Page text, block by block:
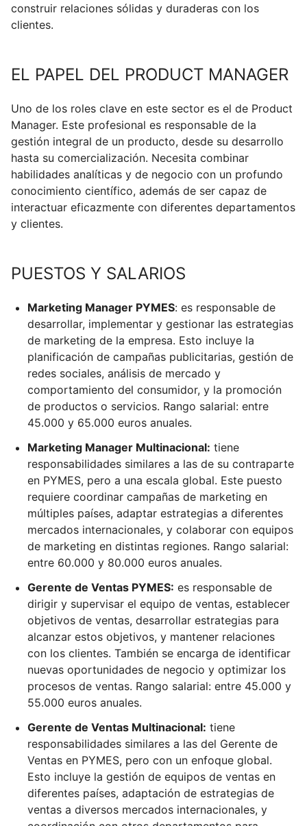
construir relaciones sólidas y duraderas con los
clientes.
EL PAPEL DEL PRODUCT MANAGER
Uno de los roles clave en este sector es el de Product
Manager. Este profesional es responsable de la
gestión integral de un producto, desde su desarrollo
hasta su comercialización. Necesita combinar
habilidades analíticas y de negocio con un profundo
conocimiento científico, además de ser capaz de
interactuar eficazmente con diferentes departamentos
y clientes.
PUESTOS Y SALARIOS
Marketing Manager PYMES: es responsable de
desarrollar, implementar y gestionar las estrategias
de marketing de la empresa. Esto incluye la
planificación de campañas publicitarias, gestión de
redes sociales, análisis de mercado y
comportamiento del consumidor, y la promoción
de productos o servicios. Rango salarial: entre
45.000 y 65.000 euros anuales.
Marketing Manager Multinacional: tiene
responsabilidades similares a las de su contraparte
en PYMES, pero a una escala global. Este puesto
requiere coordinar campañas de marketing en
múltiples países, adaptar estrategias a diferentes
mercados internacionales, y colaborar con equipos
de marketing en distintas regiones. Rango salarial:
entre 60.000 y 80.000 euros anuales.
Gerente de Ventas PYMES: es responsable de
dirigir y supervisar el equipo de ventas, establecer
objetivos de ventas, desarrollar estrategias para
alcanzar estos objetivos, y mantener relaciones
con los clientes. También se encarga de identificar
nuevas oportunidades de negocio y optimizar los
procesos de ventas. Rango salarial: entre 45.000 y
55.000 euros anuales.
Gerente de Ventas Multinacional: tiene
responsabilidades similares a las del Gerente de
Ventas en PYMES, pero con un enfoque global.
Esto incluye la gestión de equipos de ventas en
diferentes países, adaptación de estrategias de
ventas a diversos mercados internacionales, y